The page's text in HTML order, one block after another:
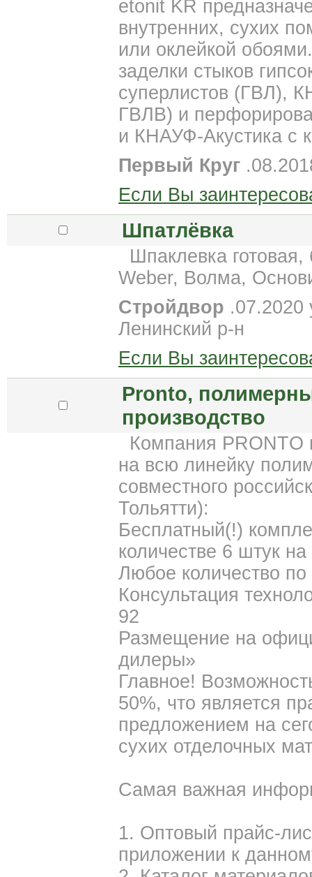
etonit KR
внутренних, сухих
или оклейкой
заделки стыков
суперлистов (ГВЛ),
ГВЛВ) и
и КНАУФ-Акустика с
Первый Круг
Если Вы
Шпатлёвка
Шпаклевка
Weber, Волма,
Стройдвор .07.2020
Ленинский р-н
Если Вы
Pronto,
производство
Компания PRONTO
на всю линейку
совместного
Тольятти):
Бесплатный(!)
количестве 6 штук
Любое количество
Консультация
92
Размещение на
дилеры»
Главное!
50%, что является
предложением на
сухих отделочных
Самая важная
1. Оптовый прайс-
приложении к